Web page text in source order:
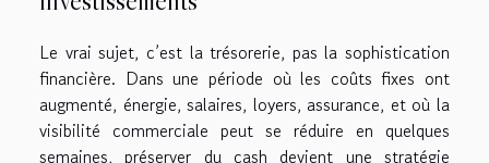
Le vrai sujet, c’est la trésorerie, pas la sophistication
financière. Dans une période où les coûts fixes ont
augmenté, énergie, salaires, loyers, assurance, et où la
visibilité commerciale peut se réduire en quelques
semaines, préserver du cash devient une stratégie